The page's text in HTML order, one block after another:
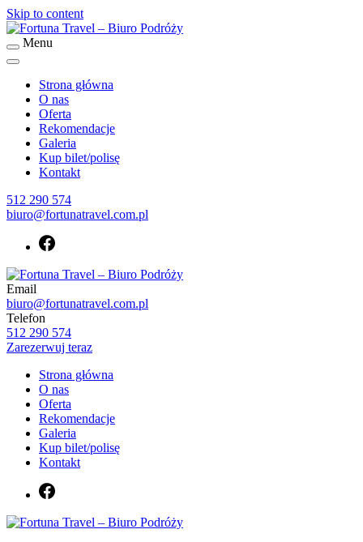
Skip to content
Fortuna Travel – Biuro Podróży
Menu
Strona główna
O nas
Oferta
Rekomendacje
Galeria
Kup bilet/polisę
Kontakt
512 290 574
biuro@fortunatravel.com.pl
Fortuna Travel – Biuro Podróży
Biuro podróży Fortuna Travel
Email
biuro@fortunatravel.com.pl
Telefon
512 290 574
Zarezerwuj teraz
Strona główna
O nas
Oferta
Rekomendacje
Galeria
Kup bilet/polisę
Kontakt